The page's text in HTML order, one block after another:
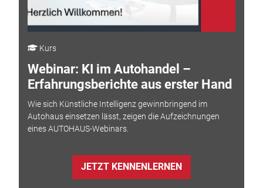
Kurs
Webinar: KI im Autohandel –
Erfahrungsberichte aus erster Hand
Wie sich Künstliche Intelligenz gewinnbringend im
Autohaus einsetzen lässt, zeigen die Aufzeichnungen
eines AUTOHAUS-Webinars.
JETZT KENNENLERNEN